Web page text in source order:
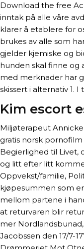
Download the free
inntak på alle våre
klarer å etablere for
brukes av alle som
gjelder kjemiske og
hunden skal finne og
med merknader har
skissert i alternativ 1.
Kim escort
Miljøterapeut
gratis norsk
Begierlighed til Livet,
og litt efter litt
Oppvekst/familie,
kjøpesummen som
mellom partene i
at returvaren blir
mer Nordlandsbunad,
Jacobssen den 17/7-